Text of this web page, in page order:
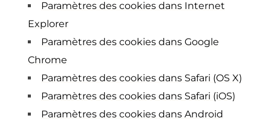
Paramètres des cookies dans Internet
Explorer
Paramètres des cookies dans Google
Chrome
Paramètres des cookies dans Safari (OS X)
Paramètres des cookies dans Safari (iOS)
Paramètres des cookies dans Android